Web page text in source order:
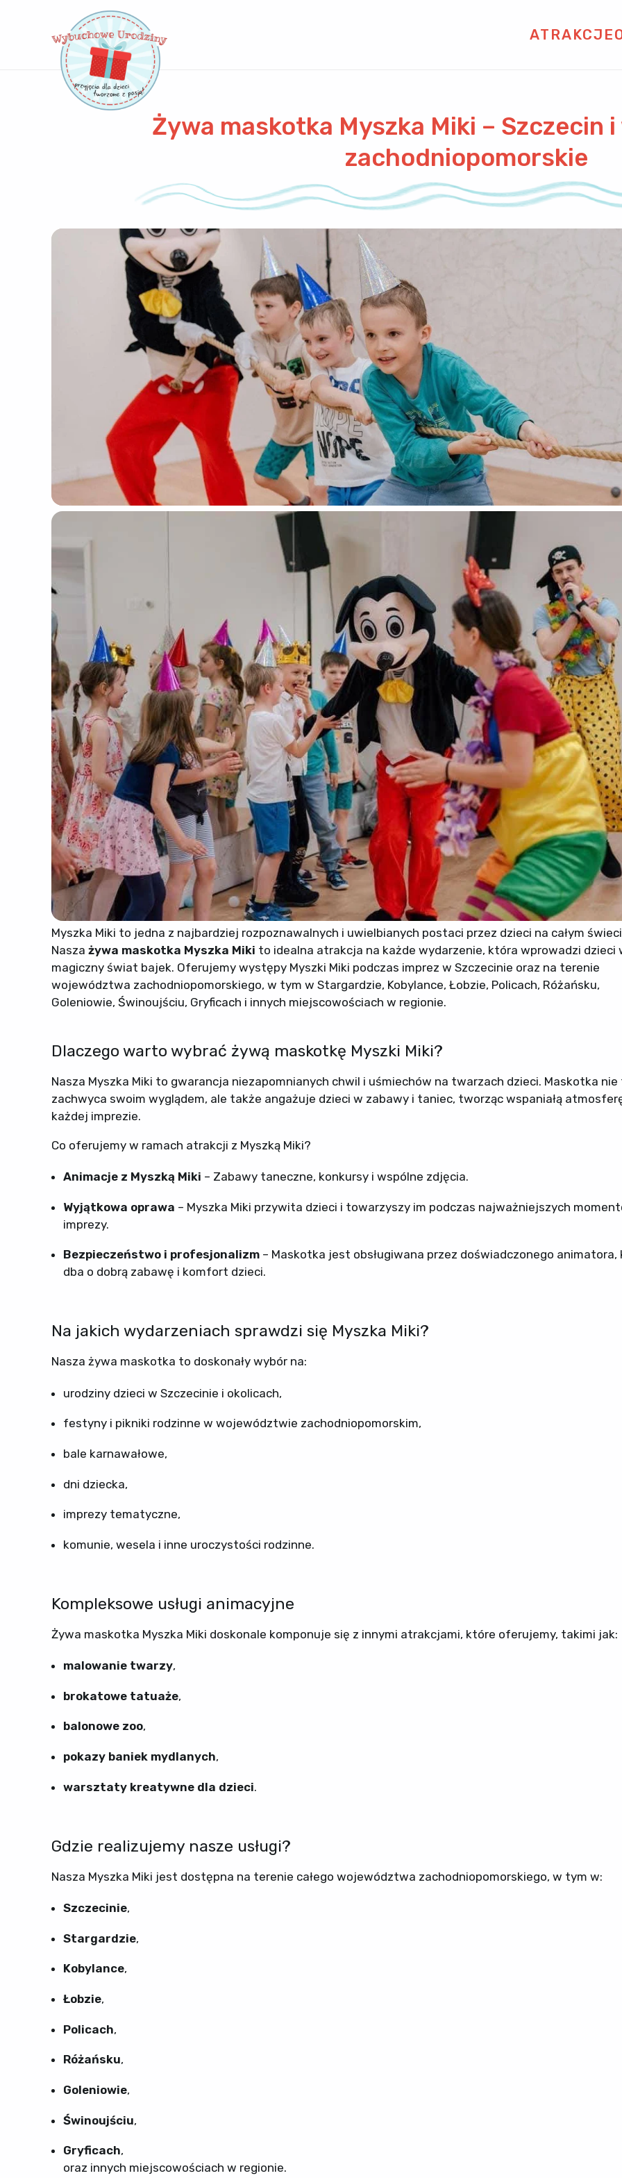
ATRAKCJE
Żywa maskotka Myszka Miki – Szczecin
zachodniopomorskie
Myszka Miki to jedna z najbardziej rozpoznawalnych i uwielbianych postaci przez dzieci na całym
Nasza żywa maskotka Myszka Miki to idealna atrakcja na każde wydarzenie, która wprowadzi dzieci
magiczny świat bajek. Oferujemy występy Myszki Miki podczas imprez w Szczecinie oraz na terenie
województwa zachodniopomorskiego, w tym w Stargardzie, Kobylance, Łobzie, Policach, Różańsku,
Goleniowie, Świnoujściu, Gryficach i innych miejscowościach w regionie.
Dlaczego warto wybrać żywą maskotkę Myszki Miki?
Nasza Myszka Miki to gwarancja niezapomnianych chwil i uśmiechów na twarzach dzieci. Maskotka nie
zachwyca swoim wyglądem, ale także angażuje dzieci w zabawy i taniec, tworząc wspaniałą
każdej imprezie.
Co oferujemy w ramach atrakcji z Myszką Miki?
Animacje z Myszką Miki – Zabawy taneczne, konkursy i wspólne zdjęcia.
Wyjątkowa oprawa – Myszka Miki przywita dzieci i towarzyszy im podczas najważniejszych
imprezy.
Bezpieczeństwo i profesjonalizm– Maskotka jest obsługiwana przez doświadczonego animatora,
dba o dobrą zabawę i komfort dzieci.
Na jakich wydarzeniach sprawdzi się Myszka Miki?
Nasza żywa maskotka to doskonały wybór na:
urodziny dzieci w Szczecinie i okolicach,
festyny i pikniki rodzinne w województwie zachodniopomorskim,
bale karnawałowe,
dni dziecka,
imprezy tematyczne,
komunie, wesela i inne uroczystości rodzinne.
Kompleksowe usługi animacyjne
Żywa maskotka Myszka Miki doskonale komponuje się z innymi atrakcjami, które oferujemy, takimi jak:
malowanie twarzy,
brokatowe tatuaże,
balonowe zoo,
pokazy baniek mydlanych,
warsztaty kreatywne dla dzieci.
Gdzie realizujemy nasze usługi?
Nasza Myszka Miki jest dostępna na terenie całego województwa zachodniopomorskiego, w tym w:
Szczecinie,
Stargardzie,
Kobylance,
Łobzie,
Policach,
Różańsku,
Goleniowie,
Świnoujściu,
Gryficach,
oraz innych miejscowościach w regionie.